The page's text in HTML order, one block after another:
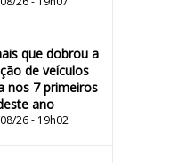
que dobrou a
de veículos
nos 7 primeiros
ano
26 - 19h02